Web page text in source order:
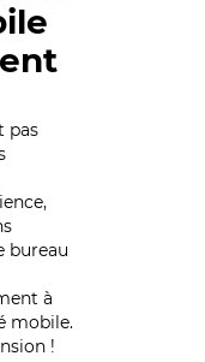
pas
bureau
à
mobile.
!